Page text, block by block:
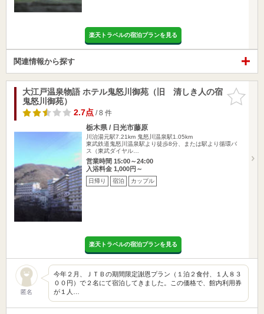
楽天トラベルの宿泊プランを見る
関連情報から探す
お気に入
りに追加
大江戸温泉物語 ホテル鬼怒川御苑（旧 清しき人の宿
鬼怒川御苑）
2.7点/ 8 件
栃木県 / 日光市藤原
川治湯元駅7.21km 鬼怒川温泉駅1.05km
東武鉄道鬼怒川温泉駅より徒歩8分、または駅より循環バ
ス（東武ダイヤル…
営業時間 15:00～24:00
入浴料金 1,000円～
日帰り 宿泊 カップル
楽天トラベルの宿泊プランを見る
匿名
今年２月、ＪＴＢの期間限定謝恩プラン（１泊２食付、１人８３
００円）で２名にて宿泊してきました。この価格で、館内利用券
が１人…